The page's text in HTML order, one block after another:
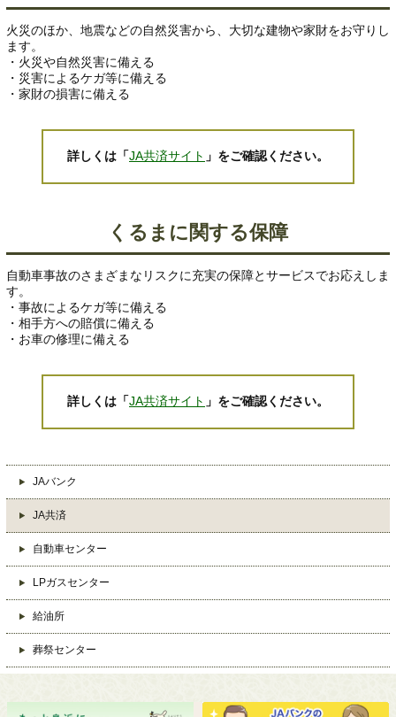
火災のほか、地震などの自然災害から、大切な建物や家財をお守りし
ます。
・火災や自然災害に備える
・災害によるケガ等に備える
・家財の損害に備える
詳しくは「JA共済サイト 」をご確認ください。
くるまに関する保障
自動車事故のさまざまなリスクに充実の保障とサービスでお応えしま
す。
・事故によるケガ等に備える
・相手方への賠償に備える
・お車の修理に備える
詳しくは「JA共済サイト 」をご確認ください。
JAバンク
JA共済
自動車センター
LPガスセンター
給油所
葬祭センター